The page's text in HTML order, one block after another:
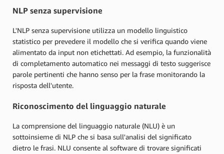
NLP senza supervisione
L'NLP senza supervisione utilizza un modello linguistico
statistico per prevedere il modello che si verifica quando viene
alimentato da input non etichettati. Ad esempio, la funzionalità
di completamento automatico nei messaggi di testo suggerisce
parole pertinenti che hanno senso per la frase monitorando la
risposta dell'utente.
Riconoscimento del linguaggio naturale
La comprensione del linguaggio naturale (NLU) è un
sottoinsieme di NLP che si basa sull'analisi del significato
dietro le frasi. NLU consente al software di trovare significati